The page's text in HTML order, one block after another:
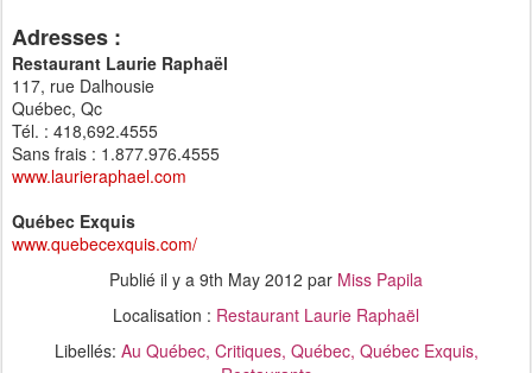
Adresses :
Restaurant Laurie Raphaël
117, rue Dalhousie
Québec, Qc
Tél. : 418,692.4555
Sans frais : 1.877.976.4555
www.laurieraphael.com
Québec Exquis
www.quebecexquis.com/
Publié il y a 9th May 2012 par Miss Papila
Localisation : Restaurant Laurie Raphaël
Libellés: Au Québec Critiques Québec Québec Exquis